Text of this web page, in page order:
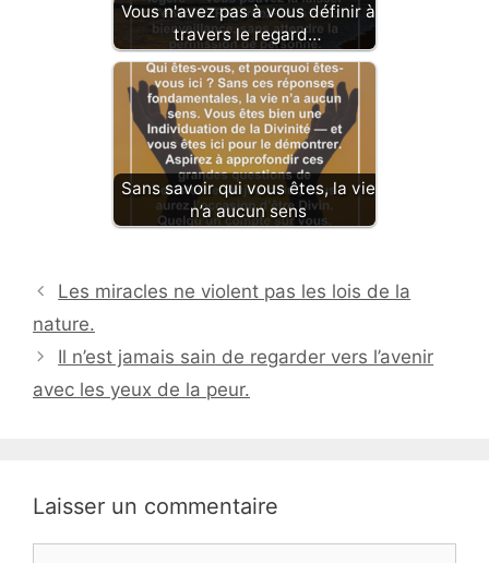
Vous n'avez pas à vous définir à
travers le regard…
Sans savoir qui vous êtes, la vie
n’a aucun sens
Les miracles ne violent pas les lois de la
nature.
Il n’est jamais sain de regarder vers l’avenir
avec les yeux de la peur.
Laisser un commentaire